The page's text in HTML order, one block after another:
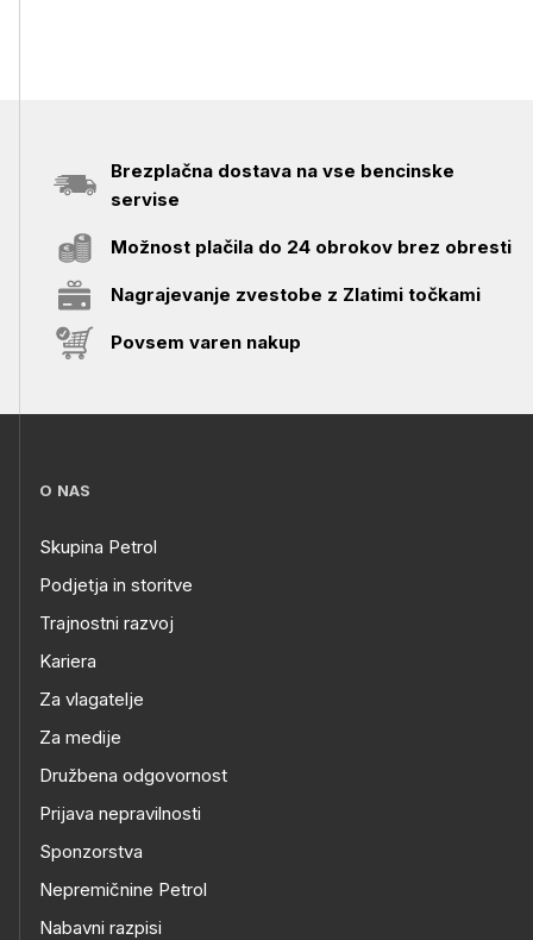
Brezplačna dostava na vse bencinske
servise
Možnost plačila do 24 obrokov brez obresti
Nagrajevanje zvestobe z Zlatimi točkami
Povsem varen nakup
O NAS
Skupina Petrol
Podjetja in storitve
Trajnostni razvoj
Kariera
Za vlagatelje
Za medije
Družbena odgovornost
Prijava nepravilnosti
Sponzorstva
Nepremičnine Petrol
Nabavni razpisi